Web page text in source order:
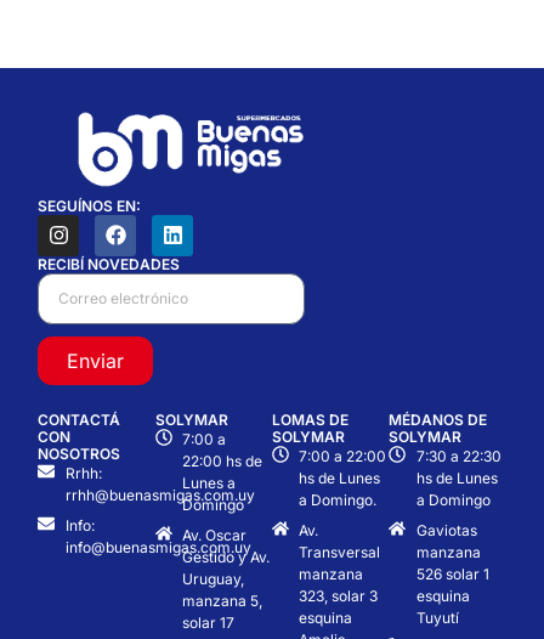
SEGUÍNOS EN:
RECIBÍ NOVEDADES
Enviar
CONTACTÁ
CON
NOSOTROS
Rrhh:
rrhh@buenasmigas.com.uy
Info:
info@buenasmigas.com.uy
SOLYMAR
7:00 a
22:00 hs de
Lunes a
Domingo
Av. Oscar
Gestido y Av.
Uruguay,
manzana 5,
solar 17
LOMAS DE
SOLYMAR
7:00 a 22:00
hs de Lunes
a Domingo.
Av.
Transversal
manzana
323, solar 3
esquina
MÉDANOS DE
SOLYMAR
7:30 a 22:30
hs de Lunes
a Domingo
Gaviotas
manzana
526 solar 1
esquina
Tuyutí